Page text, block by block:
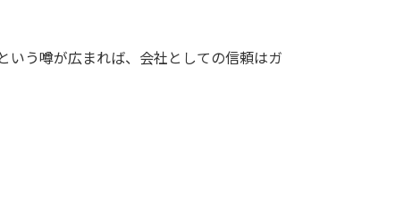
いう噂が広まれば、会社としての信頼はガ